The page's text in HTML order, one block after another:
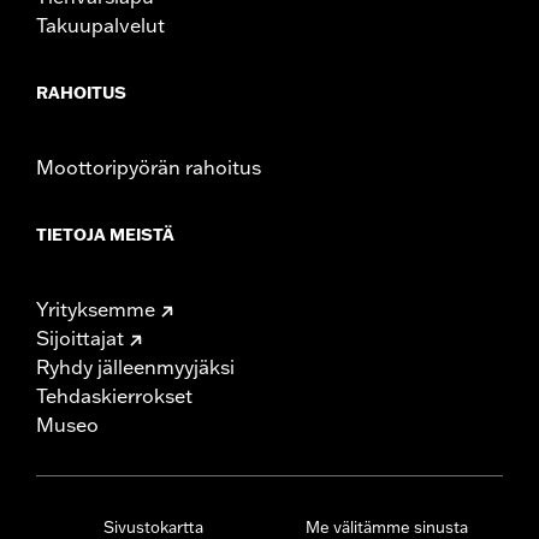
Takuupalvelut
RAHOITUS
Moottoripyörän rahoitus
TIETOJA MEISTÄ
Yrityksemme
Sijoittajat
Ryhdy jälleenmyyjäksi
Tehdaskierrokset
Museo
Sivustokartta Me välitämme sinusta